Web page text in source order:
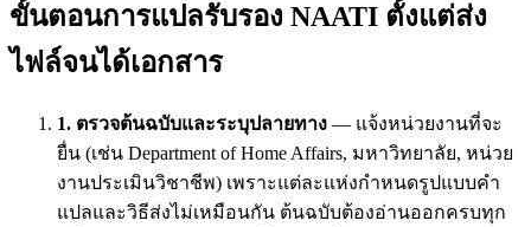
ขั้นตอนการแปลรับรอง NAATI ตั้งแต่ส่ง
ไฟล์จนได้เอกสาร
1. ตรวจต้นฉบับและระบุปลายทาง — แจ้งหน่วยงานที่จะ
ยื่น (เช่น Department of Home Affairs, มหาวิทยาลัย, หน่วย
งานประเมินวิชาชีพ) เพราะแต่ละแห่งกำหนดรูปแบบคำ
แปลและวิธีส่งไม่เหมือนกัน ต้นฉบับต้องอ่านออกครบทุก